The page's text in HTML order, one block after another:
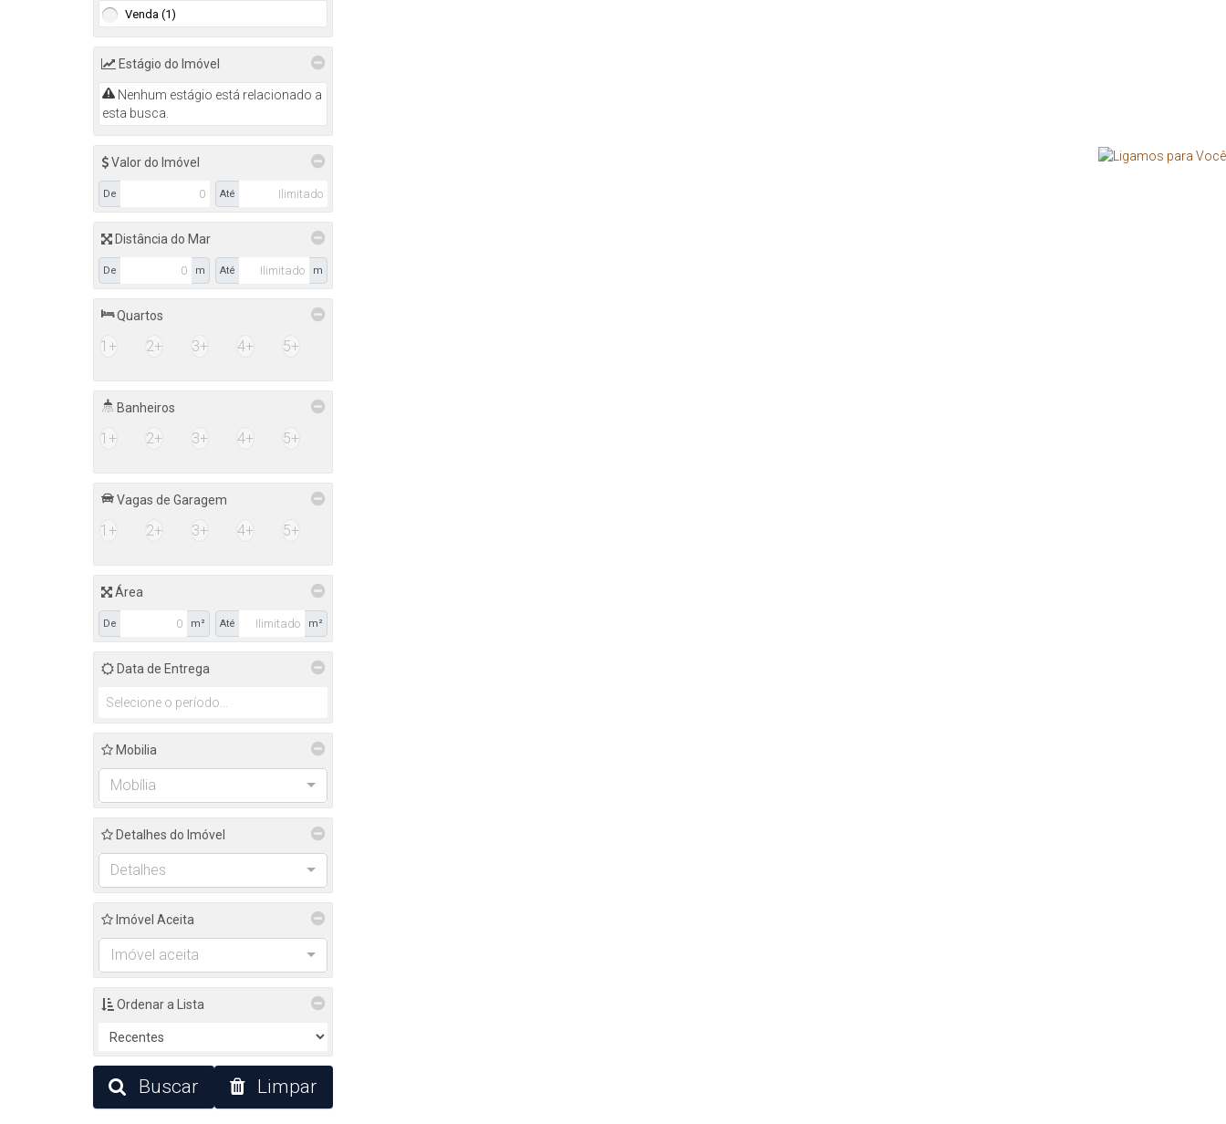
Venda (1)
Estágio do Imóvel
Nenhum estágio está relacionado a
esta busca.
Valor do Imóvel
De Até
Distância do Mar
De m Até m
Quartos
1+ 2+ 3+ 4+ 5+
Banheiros
1+ 2+ 3+ 4+ 5+
Vagas de Garagem
1+ 2+ 3+ 4+ 5+
Área
De m² Até m²
Data de Entrega
Mobilia
Mobília
Detalhes do Imóvel
Detalhes
Imóvel Aceita
Imóvel aceita
Ordenar a Lista
Buscar Limpar